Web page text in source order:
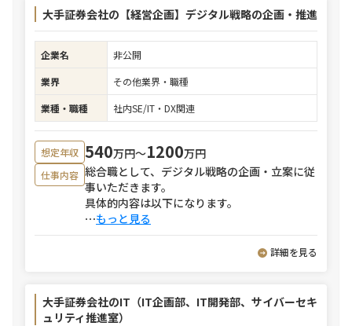
大手証券会社の【経営企画】デジタル戦略の企画・推進
企業名
非公開
業界
その他業界・職種
業種・職種
社内SE/IT・DX関連
想定年収 540万円〜1200万円
仕事内容 総合職として、デジタル戦略の企画・立案に従
事いただきます。
具体的内容は以下になります。
⋯もっと見る
詳細を見る
大手証券会社のIT（IT企画部、IT開発部、サイバーセキ
ュリティ推進室）